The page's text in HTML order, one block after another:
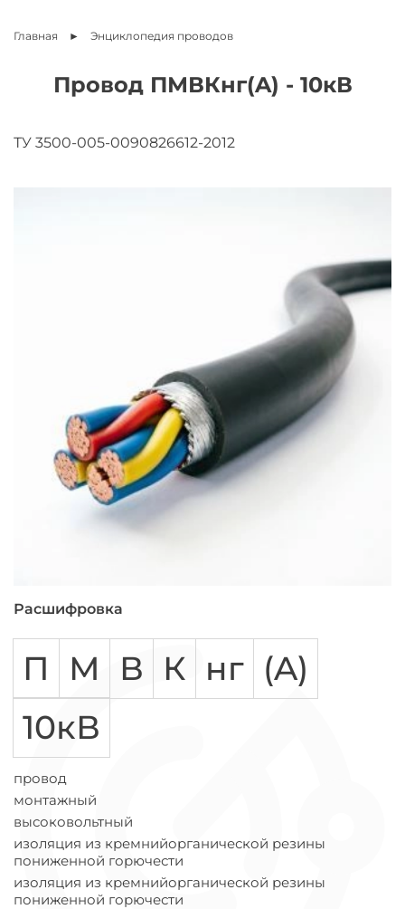
Главная Энциклопедия проводов
Провод ПМВКнг(A) - 10кВ
ТУ 3500-005-0090826612-2012
Расшифровка
П М В К нг (A)
10кВ
провод
монтажный
высоковольтный
изоляция из кремнийорганической резины
пониженной горючести
изоляция из кремнийорганической резины
пониженной горючести